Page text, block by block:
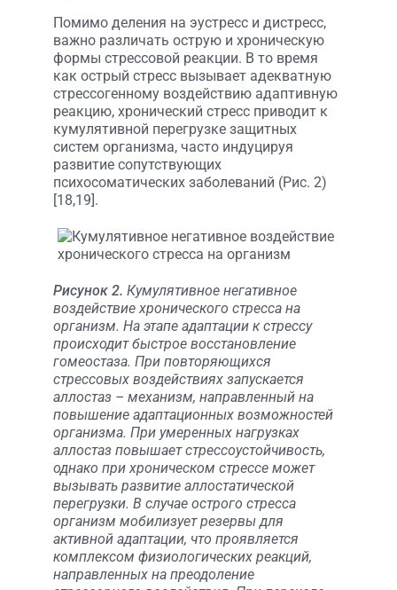
Помимо деления на эустресс и дистресс,
важно различать острую и хроническую
формы стрессовой реакции. В то время
как острый стресс вызывает адекватную
стрессогенному воздействию адаптивную
реакцию, хронический стресс приводит к
кумулятивной перегрузке защитных
систем организма, часто индуцируя
развитие сопутствующих
психосоматических заболеваний (Рис. 2)
[18,19].
Рисунок 2. Кумулятивное негативное
воздействие хронического стресса на
организм. На этапе адаптации к стрессу
происходит быстрое восстановление
гомеостаза. При повторяющихся
стрессовых воздействиях запускается
аллостаз – механизм, направленный на
повышение адаптационных возможностей
организма. При умеренных нагрузках
аллостаз повышает стрессоустойчивость,
однако при хроническом стрессе может
вызывать развитие аллостатической
перегрузки. В случае острого стресса
организм мобилизует резервы для
активной адаптации, что проявляется
комплексом физиологических реакций,
направленных на преодоление